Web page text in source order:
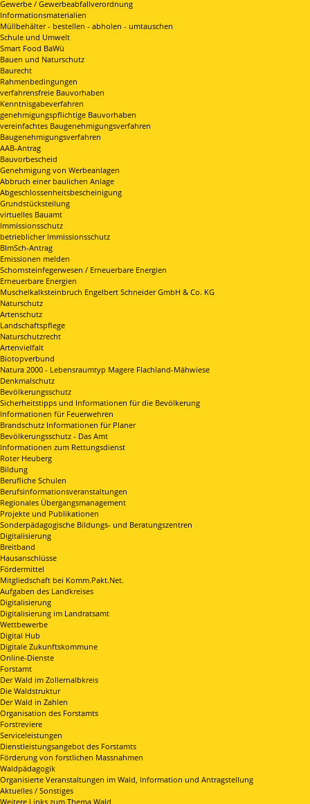
Gewerbe / Gewerbeabfallverordnung
Informationsmaterialien
Müllbehälter - bestellen - abholen - umtauschen
Schule und Umwelt
Smart Food BaWü
Bauen und Naturschutz
Baurecht
Rahmenbedingungen
verfahrensfreie Bauvorhaben
Kenntnisgabeverfahren
genehmigungspflichtige Bauvorhaben
vereinfachtes Baugenehmigungsverfahren
Baugenehmigungsverfahren
AAB-Antrag
Bauvorbescheid
Genehmigung von Werbeanlagen
Abbruch einer baulichen Anlage
Abgeschlossenheitsbescheinigung
Grundstücksteilung
virtuelles Bauamt
Immissionsschutz
betrieblicher Immissionsschutz
BImSch-Antrag
Emissionen melden
Schornsteinfegerwesen / Erneuerbare Energien
Erneuerbare Energien
Muschelkalksteinbruch Engelbert Schneider GmbH & Co. KG
Naturschutz
Artenschutz
Landschaftspflege
Naturschutzrecht
Artenvielfalt
Biotopverbund
Natura 2000 - Lebensraumtyp Magere Flachland-Mähwiese
Denkmalschutz
Bevölkerungsschutz
Sicherheitstipps und Informationen für die Bevölkerung
Informationen für Feuerwehren
Brandschutz Informationen für Planer
Bevölkerungsschutz - Das Amt
Informationen zum Rettungsdienst
Roter Heuberg
Bildung
Berufliche Schulen
Berufsinformationsveranstaltungen
Regionales Übergangsmanagement
Projekte und Publikationen
Sonderpädagogische Bildungs- und Beratungszentren
Digitalisierung
Breitband
Hausanschlüsse
Fördermittel
Mitgliedschaft bei Komm.Pakt.Net.
Aufgaben des Landkreises
Digitalisierung
Digitalisierung im Landratsamt
Wettbewerbe
Digital Hub
Digitale Zukunftskommune
Online-Dienste
Forstamt
Der Wald im Zollernalbkreis
Die Waldstruktur
Der Wald in Zahlen
Organisation des Forstamts
Forstreviere
Serviceleistungen
Dienstleistungsangebot des Forstamts
Förderung von forstlichen Massnahmen
Waldpädagogik
Organisierte Veranstaltungen im Wald, Information und Antragstellung
Aktuelles / Sonstiges
Weitere Links zum Thema Wald